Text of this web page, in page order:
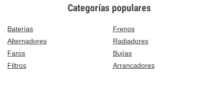
Categorías populares
Baterías
Frenos
Alternadores
Radiadores
Faros
Bujías
Filtros
Arrancadores